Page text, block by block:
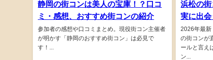
静岡の街コンは美人の宝庫！？口コ
ミ・感想、おすすめ街コンの紹介
参加者の感想や口コミまとめ。現役街コン主催者
が明かす「静岡のおすすめ街コン」は必見で
す！...
浜松の
実に出
2026年最新
の街コンが
ールと言え
ン...